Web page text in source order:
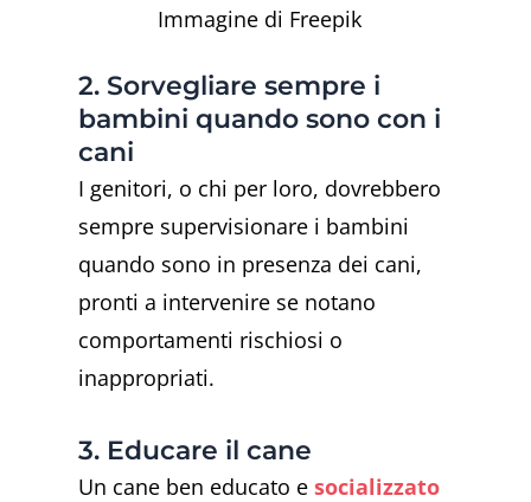
Immagine di Freepik
2. Sorvegliare sempre i
bambini quando sono con i
cani
I genitori, o chi per loro, dovrebbero
sempre supervisionare i bambini
quando sono in presenza dei cani,
pronti a intervenire se notano
comportamenti rischiosi o
inappropriati.
3. Educare il cane
Un cane ben educato esocializzato